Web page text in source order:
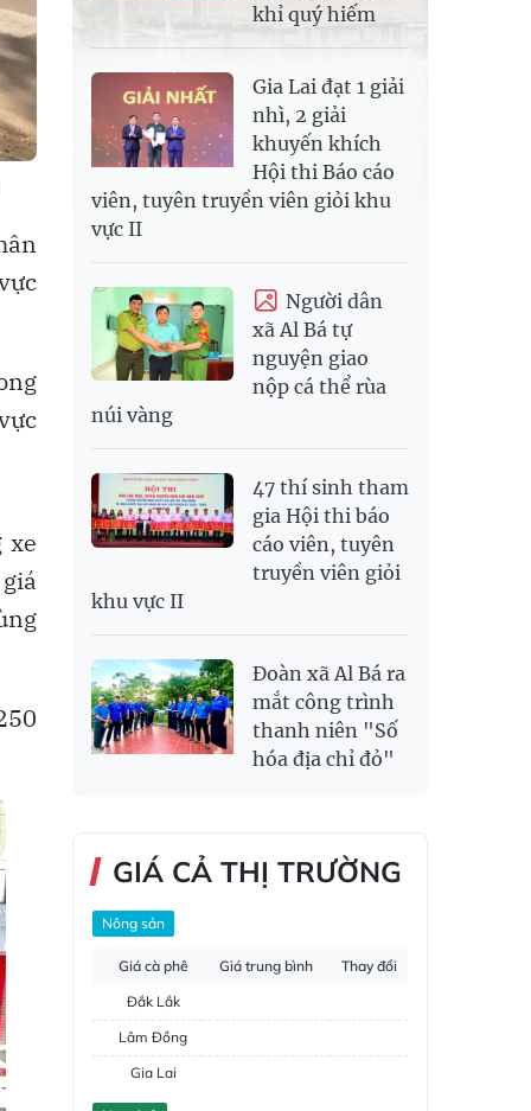
xe
khỉ quý hiếm
Gia Lai đạt 1 giải
nhì, 2 giải
khuyến khích
Hội thi Báo cáo
viên, tuyên truyền viên giỏi khu
vực II
Người dân
xã Al Bá tự
nguyện giao
nộp cá thể rùa
núi vàng
47 thí sinh tham
gia Hội thi báo
cáo viên, tuyên
truyền viên giỏi
khu vực II
Đoàn xã Al Bá ra
mắt công trình
thanh niên "Số
hóa địa chỉ đỏ"
GIÁ CẢ THỊ TRƯỜNG
Nông sản
Giá cà phê Giá trung bình
Thay đổi
Đắk Lắk
Lâm Đồng
Gia Lai